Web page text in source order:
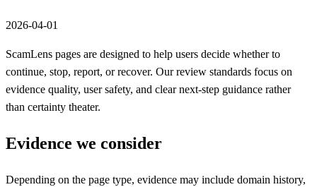
2026-04-01
ScamLens pages are designed to help users decide whether to
continue, stop, report, or recover. Our review standards focus on
evidence quality, user safety, and clear next-step guidance rather
than certainty theater.
Evidence we consider
Depending on the page type, evidence may include domain history,